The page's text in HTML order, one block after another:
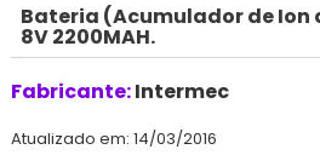
Bateria (Acumulador de
8V 2200MAH.
Fabricante:Intermec
Atualizado em: 14/03/2016